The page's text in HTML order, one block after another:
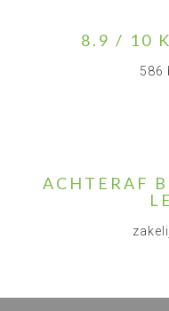
8.9 / 10
586
ACHTERAF